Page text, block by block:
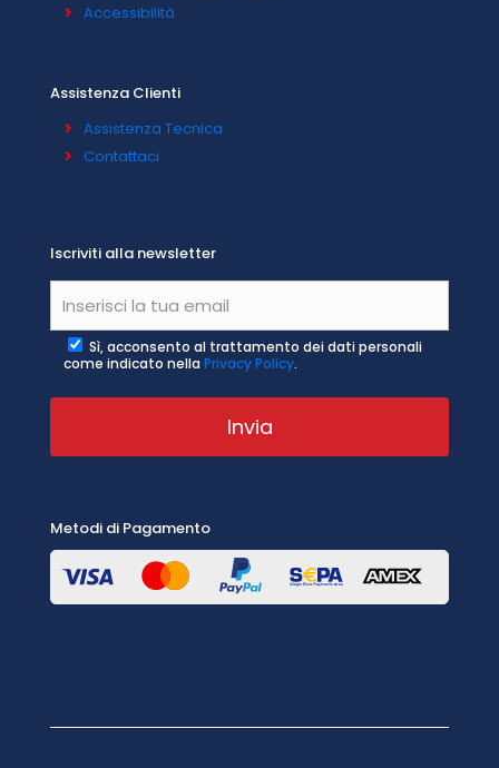
Accessibilità
Assistenza Clienti
Assistenza Tecnica
Contattaci
Iscriviti alla newsletter
Sì, acconsento al trattamento dei dati personali
come indicato nella Privacy Policy.
Metodi di Pagamento